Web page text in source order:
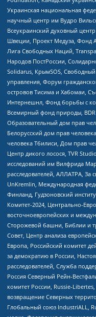
Украинская национальная
научный центр им Вудро
Всеукраинский духовный
Швеции, Проект Медуза, Фонд
Лига Свободных Наций,
Народов ПостРоссии,
Solidarus, КрымSOS, Свободный
управления, Форум
островов Тисима и Хабомаи,
Интернешнл, Фонд борьбы с
Всемирный фонд природы, BDR
Образовательный дом прав
Белорусский дом прав
человека Тбилиси, Дом прав
Центр дикого лосося, TVR
исследований им Вилфрида
расследователей, АЛЛАТРА, За
UnKremlin, Международная
Финланд, Гудзоновский
Комитет-2024, Центрально-
восточноевропейских и
Сторожевой башни, Библии и
Совет, Центр анализа
Европа, Российский комитет
за демократию в России,
расследователей, Служба
Россия Северный Рейн-
комитет России, Russie-
возвращение Северных
Глобальный союз IndustriALL,